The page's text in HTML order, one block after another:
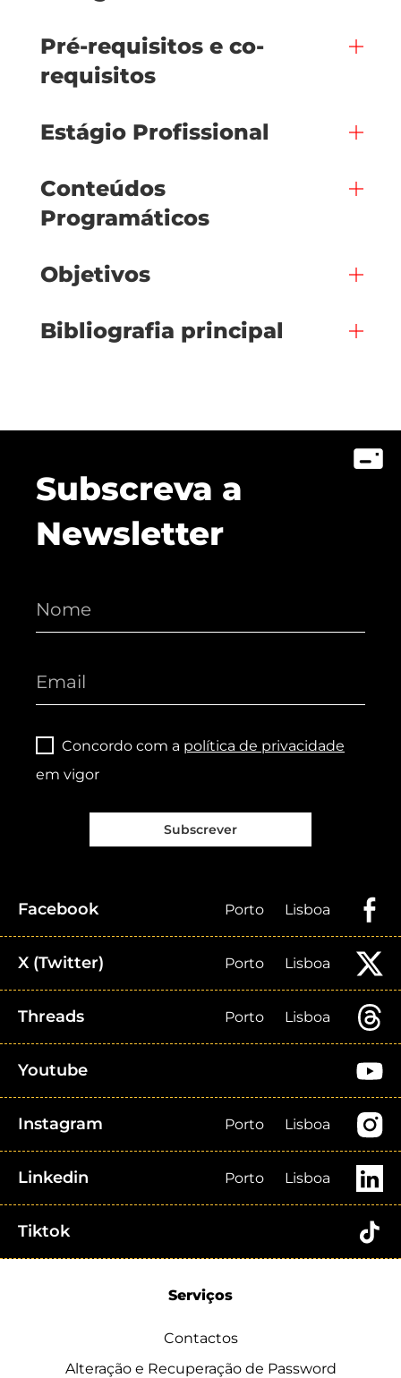
Pré-requisitos e co-
requisitos
Estágio Profissional
Conteúdos
Programáticos
Objetivos
Bibliografia principal
Subscreva a
Newsletter
Concordo com a política de privacidade
em vigor
Subscrever
Facebook Porto Lisboa
X (Twitter) Porto Lisboa
Threads Porto Lisboa
Youtube
Instagram Porto Lisboa
Linkedin Porto Lisboa
Tiktok
Serviços
Contactos
Alteração e Recuperação de Password